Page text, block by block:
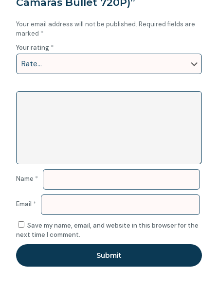
Your email address will not be published. Required fields are
marked *
Your rating *
Name *
Email *
Save my name, email, and website in this browser for the
next time I comment.